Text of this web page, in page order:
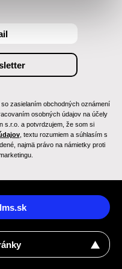
zasielaním obchodných oznámení
osobných údajov na účely
s.r.o. a potvrdzujem, že som si
, textu rozumiem a súhlasím s
najmä právo na námietky proti